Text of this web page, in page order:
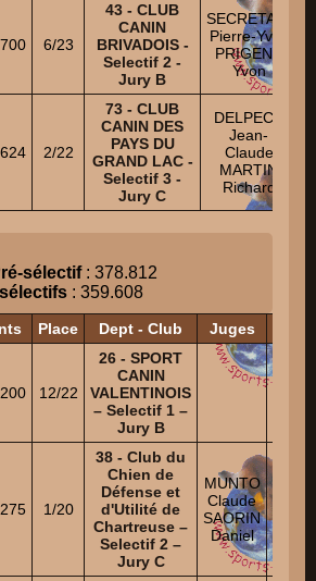
6/23
43 - CLUB
CANIN
BRIVADOIS -
Selectif 2 -
Jury B
SECRETAIN
Pierre-Yves
PRIGENT
Yvon
2/22
73 - CLUB
CANIN DES
PAYS DU
GRAND LAC -
Selectif 3 -
Jury C
DELPECH
Jean-
Claude
MARTIN
Richard
sélectif: 378.812
: 359.608
Place Dept - Club Juges
12/22
26 - SPORT
CANIN
VALENTINOIS
– Selectif 1 –
Jury B
1/20
38 - Club du
Chien de
Défense et
d'Utilité de
Chartreuse –
Selectif 2 –
Jury C
MUNTO
Claude
SAORIN
Daniel